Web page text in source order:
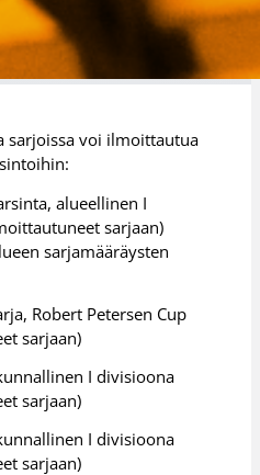
sarjoissa voi ilmoittautua
alueellinen I
sarjaan)
sarjamääräysten
Robert Petersen Cup
sarjaan)
I divisioona
sarjaan)
I divisioona
sarjaan)